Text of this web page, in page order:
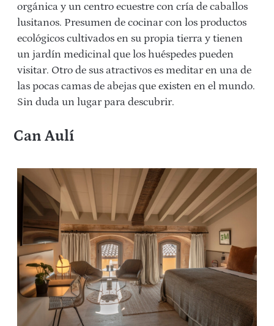
orgánica y un centro ecuestre con cría de caballos
lusitanos. Presumen de cocinar con los productos
ecológicos cultivados en su propia tierra y tienen
un jardín medicinal que los huéspedes pueden
visitar. Otro de sus atractivos es meditar en una de
las pocas camas de abejas que existen en el mundo.
Sin duda un lugar para descubrir.
Can Aulí